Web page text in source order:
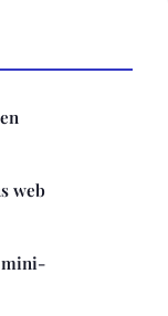
web
mini-